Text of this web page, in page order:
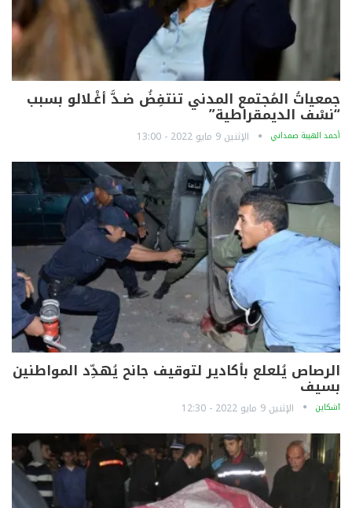
جمعياتُ المُجتمع المدني تنتفِضُ ضـدَّ أغْـلالو بسبب
“نسْف الديمقراطية”
أحمد الهيبة صمداني الإثنين 9 مايو 2022 - 13:00
الرصاص يُلعلع بأكادير لتوقيف جانح يُهدِّد المواطنين
بسيف
آشكاين الإثنين 9 مايو 2022 - 12:30